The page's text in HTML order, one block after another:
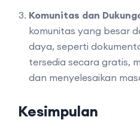
Komunitas dan
komunitas yang besar
daya, seperti
tersedia secara gratis,
dan menyelesaikan
Kesimpulan